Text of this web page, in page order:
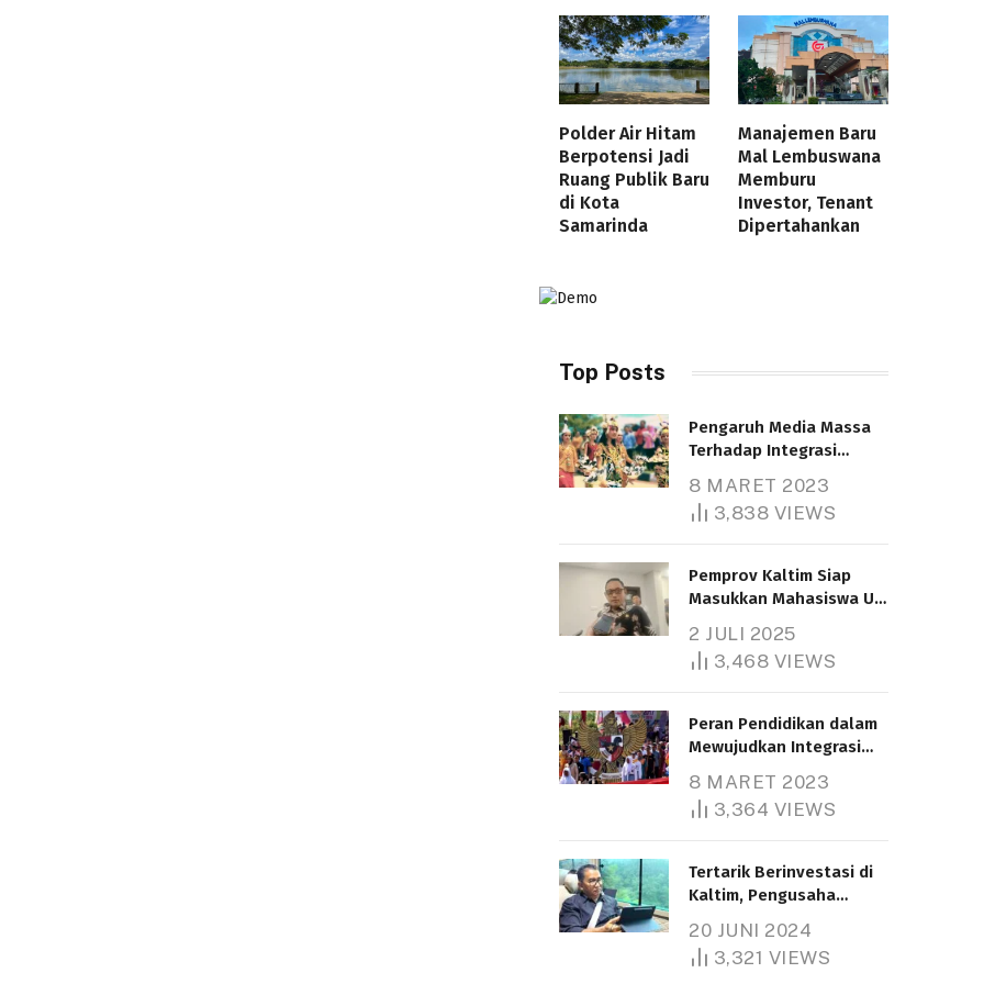
Polder Air Hitam
Berpotensi Jadi
Ruang Publik Baru
di Kota
Samarinda
Manajemen Baru
Mal Lembuswana
Memburu
Investor, Tenant
Dipertahankan
Top Posts
Pengaruh Media Massa
Terhadap Integrasi
8 MARET 2023
3,838 VIEWS
Pemprov Kaltim Siap
Masukkan Mahasiswa UT
Bantuan Pendidikan
Gratispol
2 JULI 2025
3,468 VIEWS
Peran Pendidikan dalam
Mewujudkan Integrasi
8 MARET 2023
3,364 VIEWS
Tertarik Berinvestasi di
Kaltim, Pengusaha
1.000 Hektare
20 JUNI 2024
3,321 VIEWS